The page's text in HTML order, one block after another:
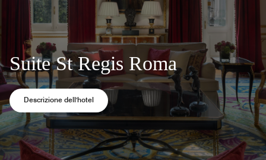
Suite St Regis Roma
Descrizione dell'hotel
Opens a new window